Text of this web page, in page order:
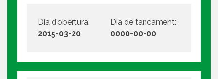
Dia d'obertura:
2015-03-20
Dia de tancament:
0000-00-00